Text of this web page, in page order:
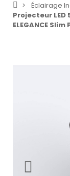
Éclairage
Projecteur LED
ELEGANCE